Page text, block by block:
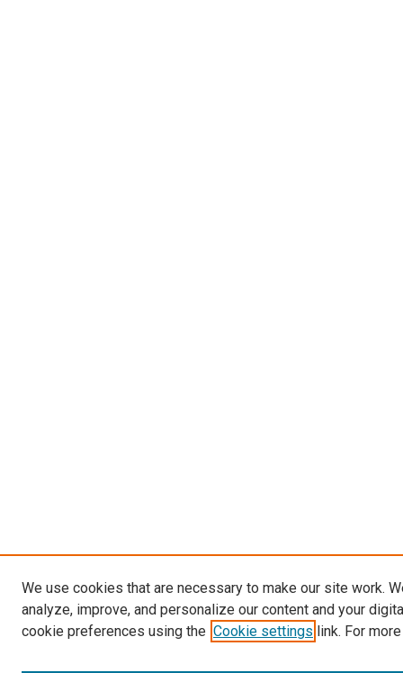
We use cookies that are necessary to make our site work.
analyze, improve, and personalize our content and your
cookie preferences using the Cookie settings link. For